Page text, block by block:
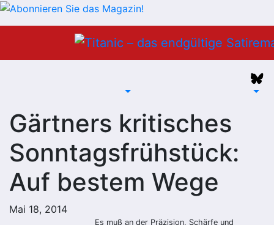
Gärtners kritisches
Sonntagsfrühstück:
Auf bestem Wege
Mai 18, 2014
Es muß an der Präzision, Schärfe und